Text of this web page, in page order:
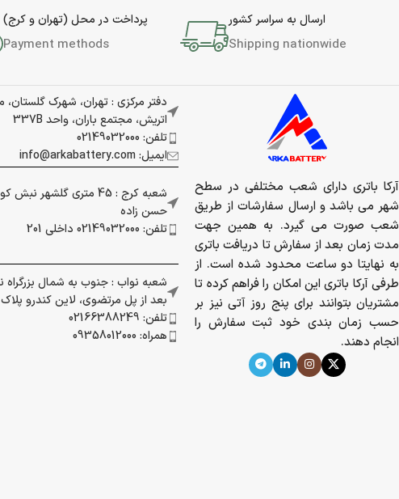
ارسال به سراسر کشور
Shipping nationwide
پرداخت در محل (تهران و کرج)
Payment methods
آرکا باتری دارای شعب مختلفی در سطح
شهر می باشد و ارسال سفارشات از طریق
شعب صورت می گیرد. به همین جهت
مدت زمان بعد از سفارش تا دریافت باتری
به نهایتا دو ساعت محدود شده است. از
طرفی آرکا باتری این امکان را فراهم کرده تا
مشتریان بتوانند برای پنج روز آتی نیز بر
حسب زمان بندی خود ثبت سفارش را
انجام دهند.
دفتر مرکزی : تهران، شهرک گلستان،
اتریش، مجتمع باران، واحد 337B
تلفن: 02149032000
ایمیل: info@arkabattery.com
شعبه کرج : 45 متری گلشهر نبش
حسن زاده
تلفن: 02149032000 داخلی 201
شعبه نواب : جنوب به شمال بزرگراه
بعد از پل مرتضوی، لاین کندرو پلاک 361
تلفن: 02166388249
همراه: 09358012000